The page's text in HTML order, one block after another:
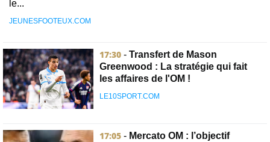
le...
JEUNESFOOTEUX.COM
17:30 - Transfert de Mason
Greenwood : La stratégie qui fait
les affaires de l'OM !
LE10SPORT.COM
17:05 - Mercato OM : l’objectif